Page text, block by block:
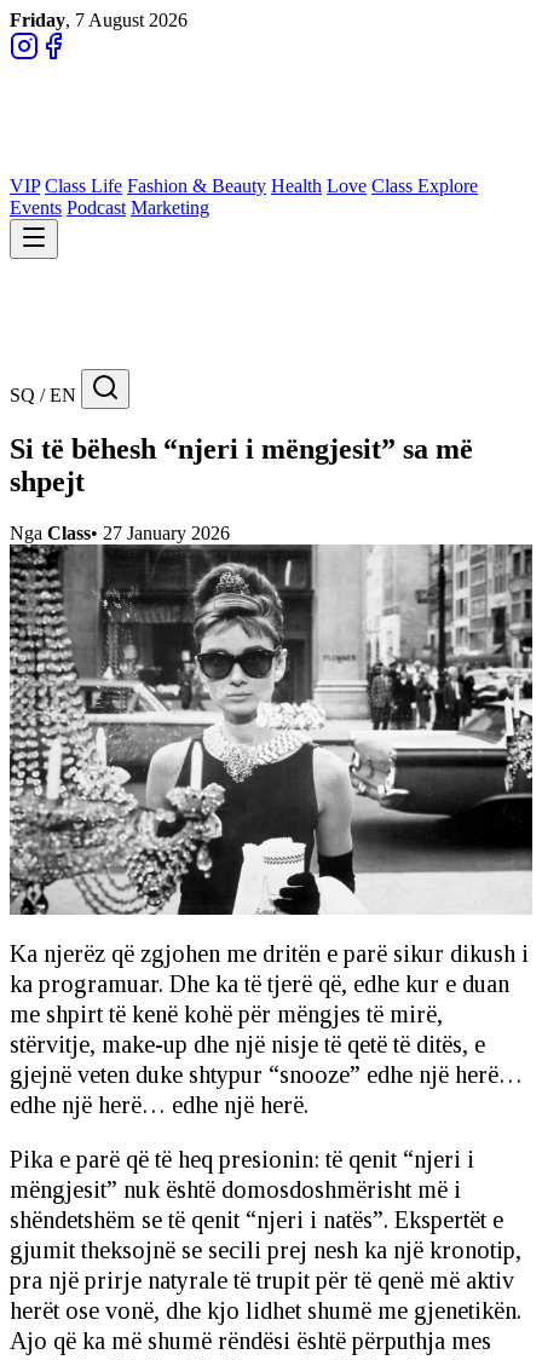
Friday, 7 August 2026
VIP Class Life Fashion & Beauty Health Love Class Explore
Events Podcast Marketing
SQ / EN
Si të bëhesh “njeri i mëngjesit” sa më
shpejt
Nga Class• 27 January 2026
Ka njerëz që zgjohen me dritën e parë sikur dikush i
ka programuar. Dhe ka të tjerë që, edhe kur e duan
me shpirt të kenë kohë për mëngjes të mirë,
stërvitje, make-up dhe një nisje të qetë të ditës, e
gjejnë veten duke shtypur “snooze” edhe një herë…
edhe një herë… edhe një herë.
Pika e parë që të heq presionin: të qenit “njeri i
mëngjesit” nuk është domosdoshmërisht më i
shëndetshëm se të qenit “njeri i natës”. Ekspertët e
gjumit theksojnë se secili prej nesh ka një kronotip,
pra një prirje natyrale të trupit për të qenë më aktiv
herët ose vonë, dhe kjo lidhet shumë me gjenetikën.
Ajo që ka më shumë rëndësi është përputhja mes